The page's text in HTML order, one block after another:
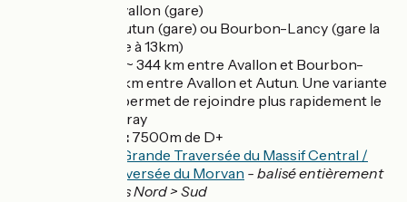
Avallon (gare)
: Autun (gare) ou Bourbon-Lancy (gare la
plus proche à 13km)
~ 344 km entre Avallon et Bourbon-
Lancy; 316 km entre Avallon et Autun. Une variante
(par Luzy) permet de rejoindre plus rapidement le
Mont-Beuvray
Dénivelés : 7500m de D+
Grande Traversée du Massif Central /
Grande Traversée du Morvan - balisé entièrement
dans le sens Nord > Sud